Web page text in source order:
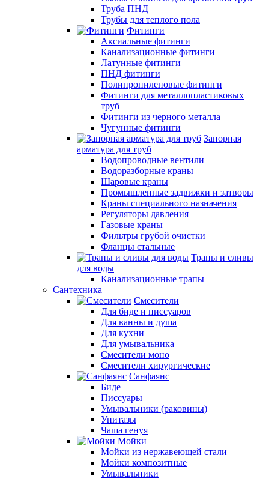
Труба ПНД
Трубы для теплого пола
Фитинги
Аксиальные фитинги
Канализационные фитинги
Латунные фитинги
ПНД фитинги
Полипропиленовые фитинги
Фитинги для металлопластиковых
труб
Фитинги из черного металла
Чугунные фитинги
Запорная
арматура для труб
Водопроводные вентили
Водоразборные краны
Шаровые краны
Промышленные задвижки и затворы
Краны специального назначения
Регуляторы давления
Газовые краны
Фильтры грубой очистки
Фланцы стальные
Трапы и сливы
для воды
Канализационные трапы
Сантехника
Смесители
Для биде и писсуаров
Для ванны и душа
Для кухни
Для умывальника
Смесители моно
Смесители хирургические
Санфаянс
Биде
Писсуары
Умывальники (раковины)
Унитазы
Чаша генуя
Мойки
Мойки из нержавеющей стали
Мойки композитные
Умывальники